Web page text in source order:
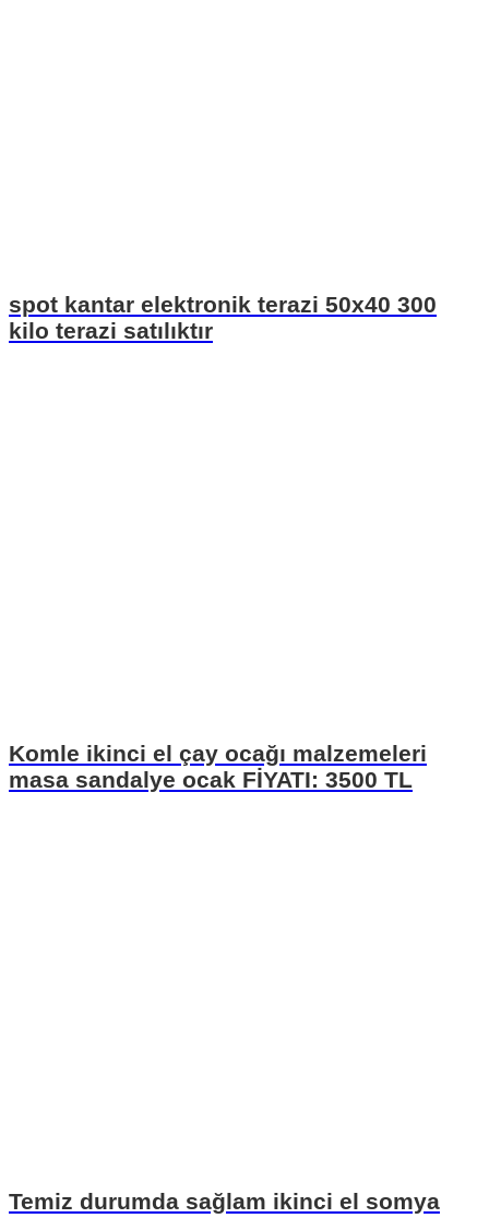
spot kantar elektronik terazi 50x40 300
kilo terazi satılıktır
Komle ikinci el çay ocağı malzemeleri
masa sandalye ocak FİYATI: 3500 TL
Temiz durumda sağlam ikinci el somya